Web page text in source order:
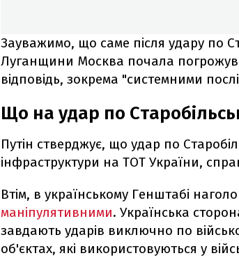
Зауважимо, що саме після удару по
Луганщини Москва почала
відповідь, зокрема "системними
Що на удар по
Путін стверджує, що удар по
інфраструктури на ТОТ України,
Втім, в українському Генштабі
маніпулятивними. Українська
завдають ударів виключно по
об'єктах, які використовуються у